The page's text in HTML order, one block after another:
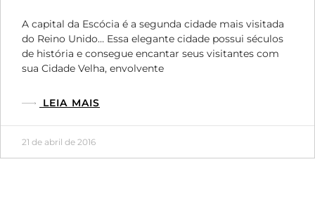
A capital da Escócia é a segunda cidade mais visitada
do Reino Unido… Essa elegante cidade possui séculos
de história e consegue encantar seus visitantes com
sua Cidade Velha, envolvente
LEIA MAIS
21 de abril de 2016